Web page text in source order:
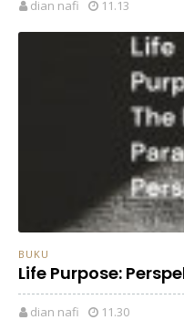
dian nafi 11.13
BUKU
Life Purpose:
dian nafi 11.30